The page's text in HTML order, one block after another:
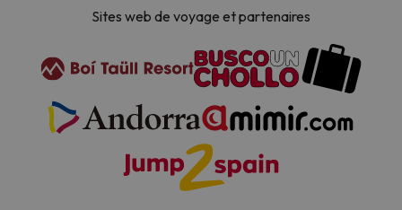
Sites web de voyage et partenaires